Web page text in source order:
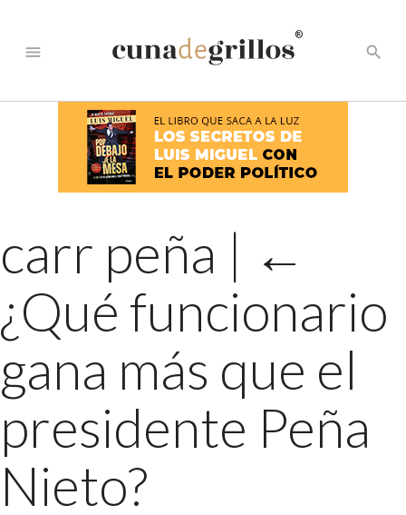
menu
®
search
carr peña | ←
¿Qué funcionario
gana más que el
presidente Peña
Nieto?